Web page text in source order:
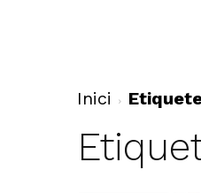
Inici